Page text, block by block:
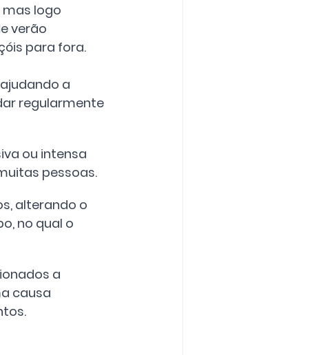
logo
verão
para fora.
a
regularmente
ou intensa
pessoas.
alterando o
no qual o
a
causa